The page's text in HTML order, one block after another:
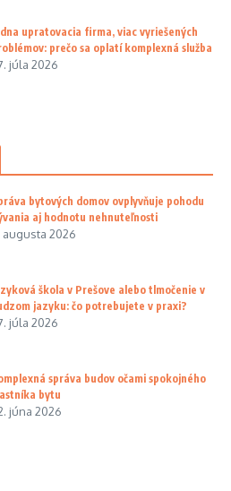
upratovacia firma, viac vyriešených
prečo sa oplatí komplexná služba
júla 2026
bytových domov ovplyvňuje pohodu
aj hodnotu nehnuteľnosti
augusta 2026
škola v Prešove alebo tlmočenie v
jazyku: čo potrebujete v praxi?
júla 2026
správa budov očami spokojného
bytu
júna 2026